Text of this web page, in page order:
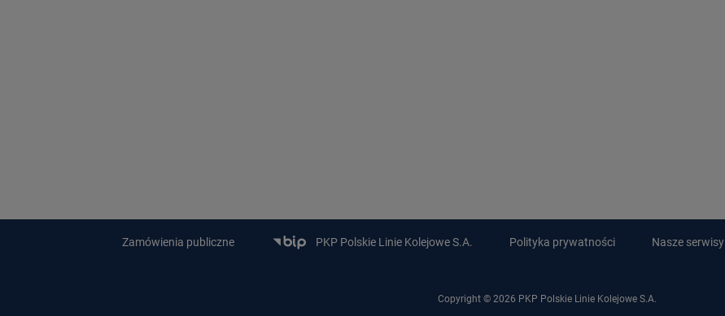
Zamówienia publiczne PKP Polskie Linie Kolejowe S.A. Polityka prywatności Nasze serwisy
Copyright © 2026 PKP Polskie Linie Kolejowe S.A.